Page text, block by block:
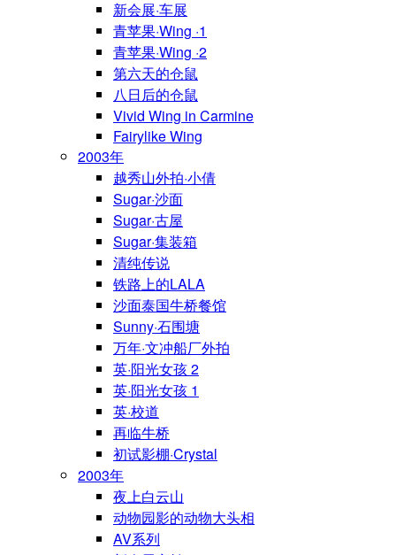
新会展·车展
青苹果·Wing ·1
青苹果·Wing ·2
第六天的仓鼠
八日后的仓鼠
Vivid Wing in Carmine
Fairylike Wing
2003年
越秀山外拍·小倩
Sugar·沙面
Sugar·古屋
Sugar·集装箱
清纯传说
铁路上的LALA
沙面泰国牛桥餐馆
Sunny·石围塘
万年·文冲船厂外拍
英·阳光女孩 2
英·阳光女孩 1
英·校道
再临牛桥
初试影棚·Crystal
2003年
夜上白云山
动物园影的动物大头相
AV系列